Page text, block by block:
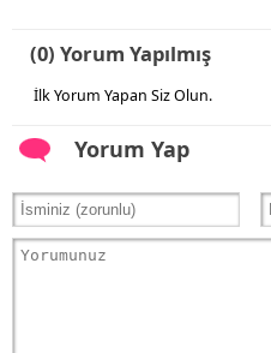
(0) Yorum Yapılmış
İlk Yorum Yapan Siz Olun.
Yorum Yap